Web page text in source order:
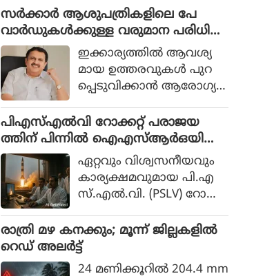
ainfall) എന്നത് കൊണ്ട്
കാലാവസ്ഥ വകുപ്പ് അ
ര്‍ത്ഥമാക്കുന്നത്.
സര്‍ക്കാര്‍ ആശുപത്രികളിലെ പേ
വാര്‍ഡുകള്‍ക്കുള്ള വരുമാന പരിധി
കേരളം ഒഴിവാക്കുന്നുഇക്കാര്യത്തില്‍ ആവശ്യ
മായ ഉത്തരവുകള്‍ പുറ
പ്പെടുവിക്കാന്‍ ആരോഗ്യവ
റിയോട് മന്ത്രി നിര്‍ദ്ദേശിച്ച
തായി ഔദ്യോഗിക പ്ര
സ്താവനയില്‍ പറയുന്നു.
പിഎസ്എല്‍വി റോക്കറ്റ് പരാജയ
ത്തിന് പിന്നില്‍ ഐഎസ്ആര്‍ഒയിലെ
ഉന്നത ശാസ്ത്രജ്ഞനെന്ന് സംശയം
ഏറ്റവും വിശ്വസനീയവും
കാര്യക്ഷമവുമായ പി.എ
സ്.എല്‍.വി. (PSLV) റോക്ക
യങ്ങള്‍ക്ക് പിന്നില്‍ ഐ.
എസ്.ആര്‍.ഒ.യിലെ (ISRO)
മലയാളിയല്ലാത്ത ഒരു
രാത്രി മഴ കനക്കും; മൂന്ന് ജില്ലകളില്‍
റെഡ് അലര്‍ട്ട്
24 മണിക്കൂറില്‍ 204.4 mm